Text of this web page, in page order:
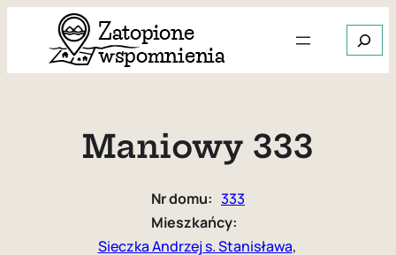
Szukaj
Maniowy 333
Nr domu: 333
Mieszkańcy:
Sieczka Andrzej s. Stanisława,